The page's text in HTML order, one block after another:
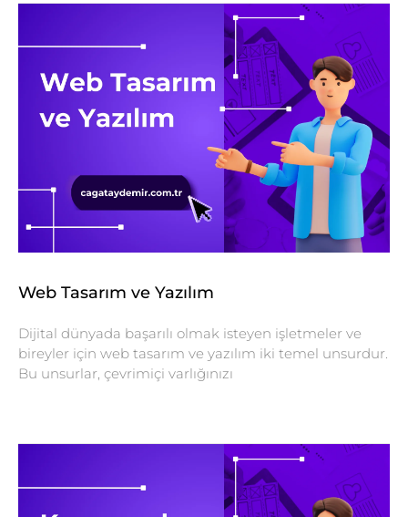
Web Tasarım ve Yazılım
Dijital dünyada başarılı olmak isteyen işletmeler ve
bireyler için web tasarım ve yazılım iki temel unsurdur.
Bu unsurlar, çevrimiçi varlığınızı